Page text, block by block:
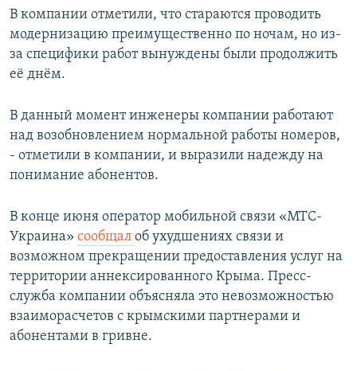
В компании отметили, что стараются проводить
модернизацию преимущественно по ночам, но из-
за специфики работ вынуждены были продолжить
её днём.
В данный момент инженеры компании работают
над возобновлением нормальной работы номеров,
- отметили в компании, и выразили надежду на
понимание абонентов.
В конце июня оператор мобильной связи «МТС-
Украина» сообщал об ухудшениях связи и
возможном прекращении предоставления услуг на
территории аннексированного Крыма. Пресс-
служба компании объясняла это невозможностью
взаиморасчетов с крымскими партнерами и
абонентами в гривне.